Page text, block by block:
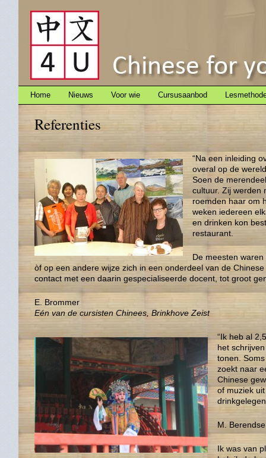
Home Nieuws Voor wie Cursusaanbod
Referenties
“Na een inleiding
overal op de
Soen de
cultuur. Zij werden
roemden haar om
weken iedereen
en drinken kon
restaurant.
De meesten
òf op een andere wijze zich in een onderdeel van de
contact met een daarin gespecialiseerde docent, tot groot
E. Brommer
Eén van de cursisten Chinees, Brinkhove Zeist
“Ik heb al
het
tonen.
zoekt naar
Chinese
of muziek
M.
Ik was van